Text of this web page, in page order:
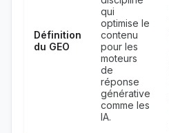
Définition
du GEO
qui
optimise le
contenu
pour les
moteurs
de
réponse
générative
comme les
IA.